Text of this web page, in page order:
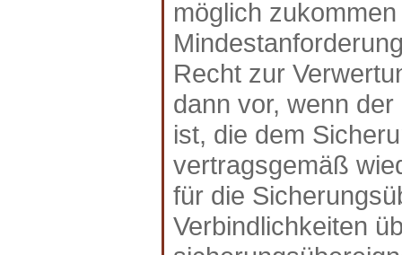
möglich
Recht zur
dann vor, wenn
ist, die dem
vertragsgemäß
für die
Verbindlichkeiten